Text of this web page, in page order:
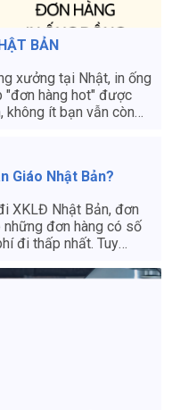
BẢN
xưởng tại Nhật, in ống
"đơn hàng hot" được
không ít bạn vẫn còn
đưa ra quyết định
Giáo Nhật Bản?
XKLĐ Nhật Bản, đơn
đơn hàng có số
đi thấp nhất. Tuy